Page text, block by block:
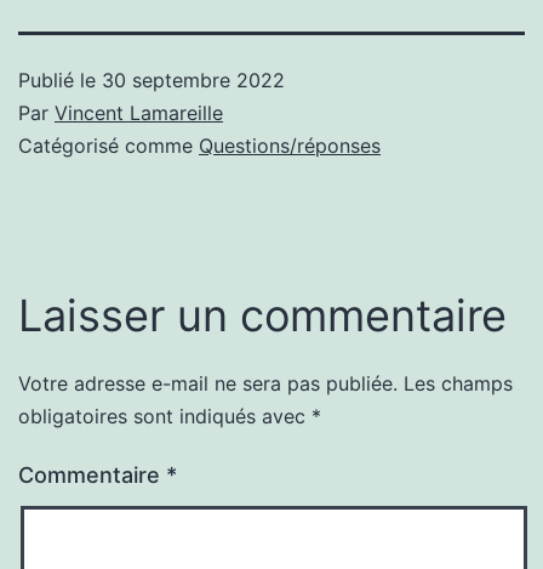
Publié le 30 septembre 2022
Par Vincent Lamareille
Catégorisé comme Questions/réponses
Laisser un commentaire
Votre adresse e-mail ne sera pas publiée. Les champs
obligatoires sont indiqués avec *
Commentaire *